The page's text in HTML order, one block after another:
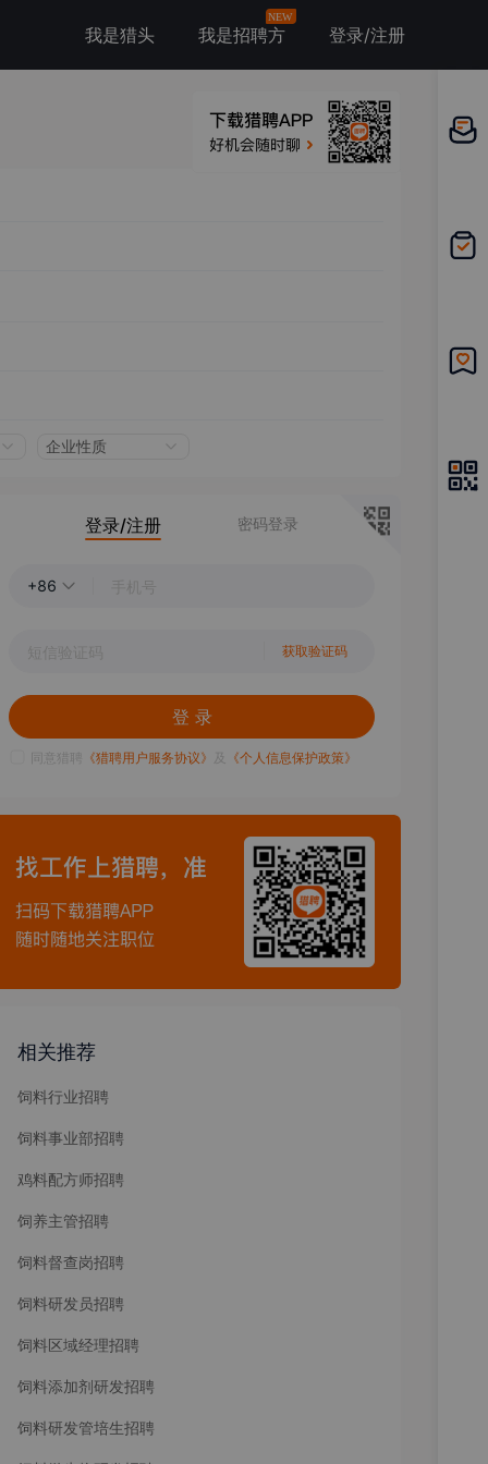
我是猎头 我是招聘方
NEW
登录/注册
企业性质
登录/注册 密码登录
+86
获取验证码
登 录
同意猎聘 《猎聘用户服务协议》 及 《个人信息保护政策》
相关推荐
饲料行业招聘
饲料事业部招聘
鸡料配方师招聘
饲养主管招聘
饲料督查岗招聘
饲料研发员招聘
饲料区域经理招聘
饲料添加剂研发招聘
饲料研发管培生招聘